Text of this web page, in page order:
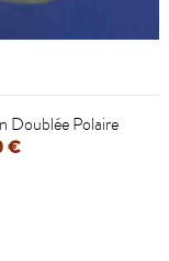
Doublée Polaire
€